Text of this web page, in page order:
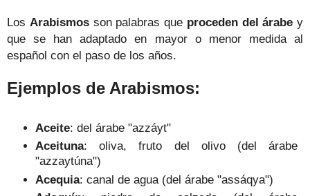
Los Arabismos son palabras que proceden del árabe y
que se han adaptado en mayor o menor medida al
español con el paso de los años.
Ejemplos de Arabismos:
Aceite: del árabe "azzáyt"
Aceituna: oliva, fruto del olivo (del árabe
"azzaytúna")
Acequia: canal de agua (del árabe "assáqya")